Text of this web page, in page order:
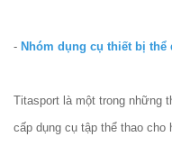
- Nhóm dụng cụ thiết bị
Titasport là một trong những
cấp dụng cụ tập thể thao cho